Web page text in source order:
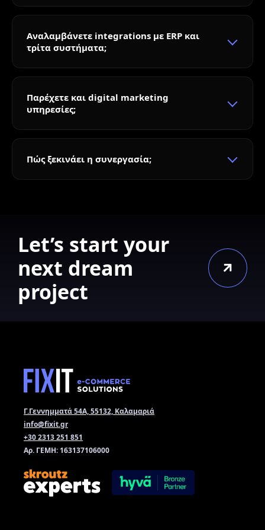
Αναλαμβάνετε integrations με ERP και
τρίτα συστήματα;
Παρέχετε και digital marketing
υπηρεσίες;
Πώς ξεκινάει η συνεργασία;
Let’s start your
next dream
project
Γ.Γεννημματά 54Α, 55132, Καλαμαριά
info@fixit.gr
+30 2313 251 851
Αρ. ΓΕΜΗ: 163137106000